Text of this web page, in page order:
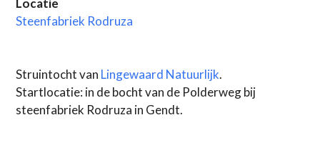
Locatie
Steenfabriek Rodruza
Struintocht van Lingewaard Natuurlijk.
Startlocatie: in de bocht van de Polderweg bij
steenfabriek Rodruza in Gendt.